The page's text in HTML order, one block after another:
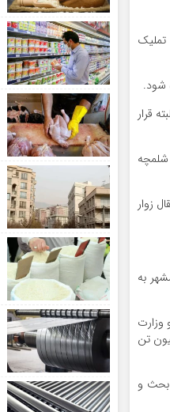
شود.
البته قرار
زوار
به
در سال ۱۴۰۲ تلاش دولت و وزارت
درصدی ترانزیت را شاهد بودیم و میزان ترانزیت به بیش از ۱۴.۷ میلیون تن
بحث و